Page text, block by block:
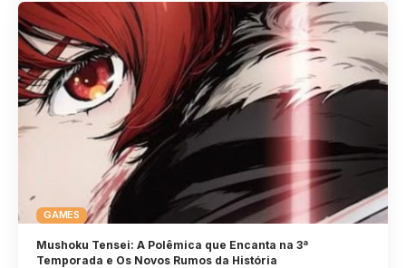
GAMES
Mushoku Tensei: A Polêmica que Encanta na 3ª
Temporada e Os Novos Rumos da História